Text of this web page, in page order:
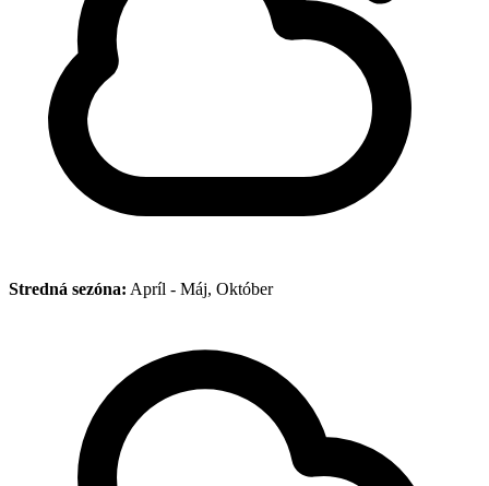
Stredná sezóna: Apríl - Máj, Október